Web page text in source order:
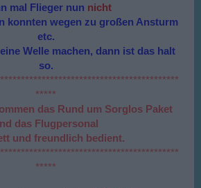
mal Flieger nun nicht
konnten wegen zu großen Ansturm
etc.
Welle machen, dann ist das halt
so.
*****
das Rund um Sorglos Paket
das Flugpersonal
und freundlich bedient.
*****